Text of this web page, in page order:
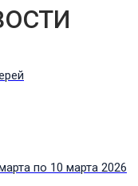
по 10 марта 2026